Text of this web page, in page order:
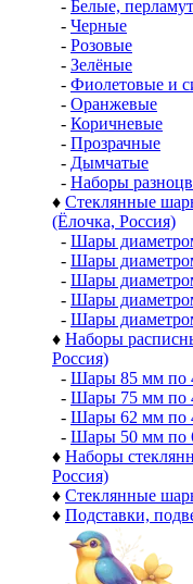
- Белые,
- Черные
- Розовые
- Зелёные
- Фиолетовые и
- Оранжевые
- Коричневые
- Прозрачные
- Дымчатые
- Наборы
♦ Стеклянные
(Ёлочка, Россия)
- Шары
- Шары
- Шары
- Шары
- Шары
♦ Наборы
Россия)
- Шары 85 мм по
- Шары 75 мм по
- Шары 62 мм по
- Шары 50 мм по
♦ Наборы
Россия)
♦ Стеклянные
♦ Подставки,